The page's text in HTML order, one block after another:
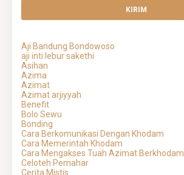
Aji Bandung Bondowoso
aji inti lebur sakethi
Asihan
Azima
Azimat
Azimat arjiyyah
Benefit
Bolo Sewu
Bonding
Cara Berkomunikasi Dengan Khodam
Cara Memerintah Khodam
Cara Mengakses Tuah Azimat Berkhodam
Celoteh Pemahar
Cerita Mistis